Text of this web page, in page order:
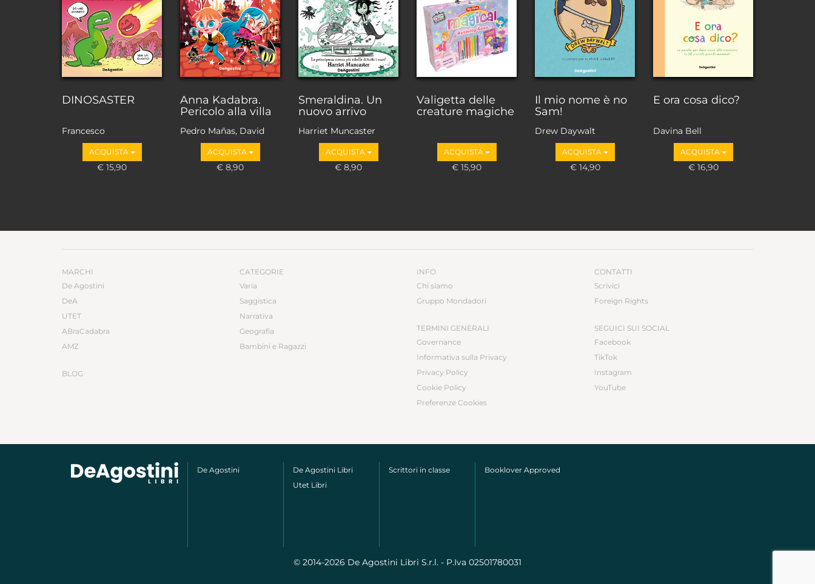
DINOSASTER
Francesco
Muzzopappa, Daw
ACQUISTA
€ 15,90
Anna Kadabra.
Pericolo alla villa
Pedro Mañas, David
Sierra Listón
ACQUISTA
€ 8,90
Smeraldina. Un
nuovo arrivo
Harriet Muncaster
ACQUISTA
€ 8,90
Valigetta delle
creature magiche
ACQUISTA
€ 15,90
Il mio nome è no
Sam!
Drew Daywalt
ACQUISTA
€ 14,90
E ora cosa dico?
Davina Bell
ACQUISTA
€ 16,90
MARCHI
De Agostini
DeA
UTET
ABraCadabra
AMZ
BLOG
CATEGORIE
Varia
Saggistica
Narrativa
Geografia
Bambini e Ragazzi
INFO
Chi siamo
Gruppo Mondadori
TERMINI GENERALI
Governance
Informativa sulla Privacy
Privacy Policy
Cookie Policy
Preferenze Cookies
CONTATTI
Scrivici
Foreign Rights
SEGUICI SUI SOCIAL
Facebook
TikTok
Instagram
YouTube
De Agostini
De Agostini Libri
Utet Libri
Scrittori in classe Booklover Approved
© 2014-2026 De Agostini Libri S.r.l. - P.Iva 02501780031